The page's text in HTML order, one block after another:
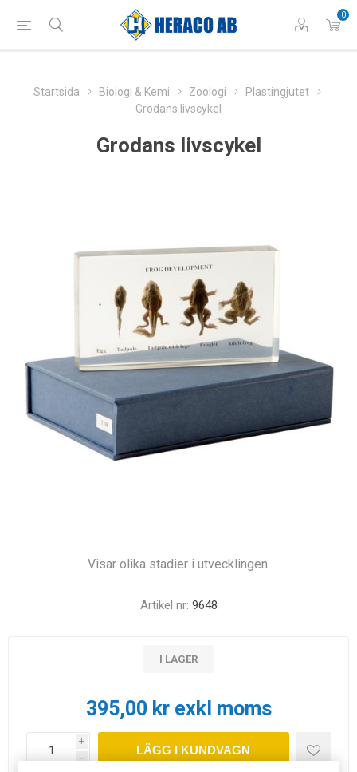
0
Startsida Biologi & Kemi Zoologi
Plastingjutet
Grodans livscykel
Grodans livscykel
Visar olika stadier i utvecklingen.
Artikel nr: 9648
I LAGER
395,00 kr exkl moms
i
h
LÄGG I KUNDVAGN